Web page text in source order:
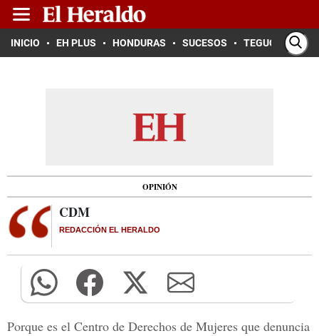
INICIO EH PLUS HONDURAS SUCESOS TEGUCIGALPA
OPINIÓN
CDM
REDACCIÓN EL HERALDO
Porque es el Centro de Derechos de Mujeres que denuncia